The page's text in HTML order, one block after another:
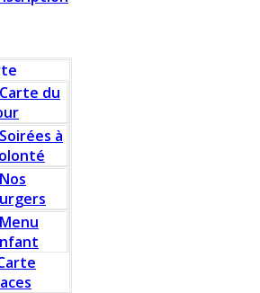
Carte du
Soirées à
Nos
Menu